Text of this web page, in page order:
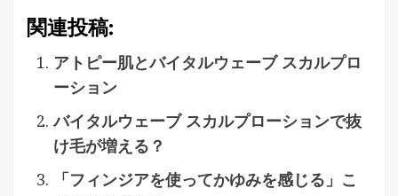
関連投稿:
アトピー肌とバイタルウェーブ スカルプロ
ーション
バイタルウェーブ スカルプローションで抜
け毛が増える？
「フィンジアを使ってかゆみを感じる」こ